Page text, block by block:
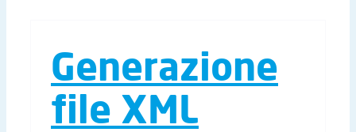
Generazione
file XML